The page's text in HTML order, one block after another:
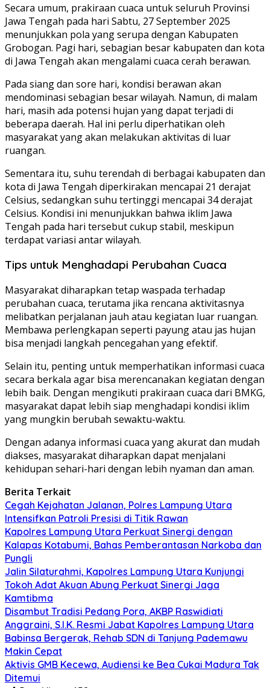
Secara umum, prakiraan cuaca untuk seluruh Provinsi
Jawa Tengah pada hari Sabtu, 27 September 2025
menunjukkan pola yang serupa dengan Kabupaten
Grobogan. Pagi hari, sebagian besar kabupaten dan kota
di Jawa Tengah akan mengalami cuaca cerah berawan.
Pada siang dan sore hari, kondisi berawan akan
mendominasi sebagian besar wilayah. Namun, di malam
hari, masih ada potensi hujan yang dapat terjadi di
beberapa daerah. Hal ini perlu diperhatikan oleh
masyarakat yang akan melakukan aktivitas di luar
ruangan.
Sementara itu, suhu terendah di berbagai kabupaten dan
kota di Jawa Tengah diperkirakan mencapai 21 derajat
Celsius, sedangkan suhu tertinggi mencapai 34 derajat
Celsius. Kondisi ini menunjukkan bahwa iklim Jawa
Tengah pada hari tersebut cukup stabil, meskipun
terdapat variasi antar wilayah.
Tips untuk Menghadapi Perubahan Cuaca
Masyarakat diharapkan tetap waspada terhadap
perubahan cuaca, terutama jika rencana aktivitasnya
melibatkan perjalanan jauh atau kegiatan luar ruangan.
Membawa perlengkapan seperti payung atau jas hujan
bisa menjadi langkah pencegahan yang efektif.
Selain itu, penting untuk memperhatikan informasi cuaca
secara berkala agar bisa merencanakan kegiatan dengan
lebih baik. Dengan mengikuti prakiraan cuaca dari BMKG,
masyarakat dapat lebih siap menghadapi kondisi iklim
yang mungkin berubah sewaktu-waktu.
Dengan adanya informasi cuaca yang akurat dan mudah
diakses, masyarakat diharapkan dapat menjalani
kehidupan sehari-hari dengan lebih nyaman dan aman.
Berita Terkait
Cegah Kejahatan Jalanan, Polres Lampung Utara
Intensifkan Patroli Presisi di Titik Rawan
Kapolres Lampung Utara Perkuat Sinergi dengan
Kalapas Kotabumi, Bahas Pemberantasan Narkoba dan
Pungli
Jalin Silaturahmi, Kapolres Lampung Utara Kunjungi
Tokoh Adat Akuan Abung Perkuat Sinergi Jaga
Kamtibma
Disambut Tradisi Pedang Pora, AKBP Raswidiati
Anggraini, S.I.K. Resmi Jabat Kapolres Lampung Utara
Babinsa Bergerak, Rehab SDN di Tanjung Pademawu
Makin Cepat
Aktivis GMB Kecewa, Audiensi ke Bea Cukai Madura Tak
Ditemui